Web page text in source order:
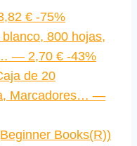
€ -75%
800 hojas,
— 2,70 € -43%
de 20
Marcadores… —
Books(R))